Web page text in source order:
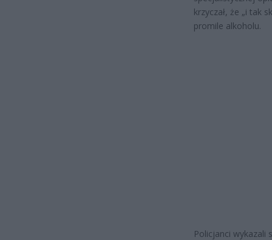
krzyczał, że „i tak
promile alkoholu.
Policjanci wykazali